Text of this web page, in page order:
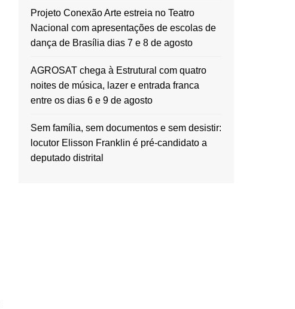
Projeto Conexão Arte estreia no Teatro
Nacional com apresentações de escolas de
dança de Brasília dias 7 e 8 de agosto
AGROSAT chega à Estrutural com quatro
noites de música, lazer e entrada franca
entre os dias 6 e 9 de agosto
Sem família, sem documentos e sem desistir:
locutor Elisson Franklin é pré-candidato a
deputado distrital